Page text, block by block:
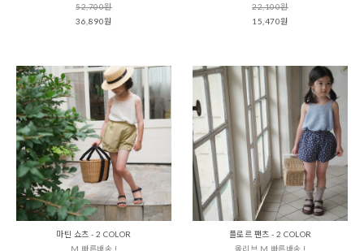
52,700원
36,890원
22,100원
15,470원
마틴 쇼츠 - 2 COLOR
M 빠른배송 !
플로르 팬츠 - 2 COLOR
올리브 M 빠른배송 !